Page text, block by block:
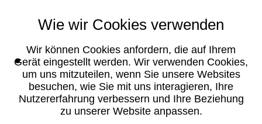
Suche
Wie wir Cookies verwenden
Wir können Cookies anfordern, die auf Ihrem
Gerät eingestellt werden. Wir verwenden Cookies,
um uns mitzuteilen, wenn Sie unsere Websites
besuchen, wie Sie mit uns interagieren, Ihre
Nutzererfahrung verbessern und Ihre Beziehung
zu unserer Website anpassen.